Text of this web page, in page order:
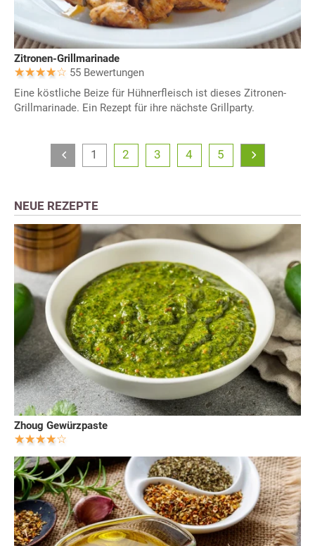
Zitronen-Grillmarinade
55 Bewertungen
Eine köstliche Beize für Hühnerfleisch ist dieses Zitronen-
Grillmarinade. Ein Rezept für ihre nächste Grillparty.
1 2 3 4 5
NEUE REZEPTE
Zhoug Gewürzpaste